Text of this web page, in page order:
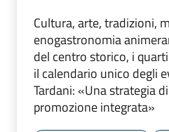
Cultura, arte, tradizioni,
enogastronomia
del centro storico, i
il calendario unico degli
Tardani: «Una strategia
promozione integrata»